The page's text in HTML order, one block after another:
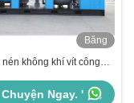
Băng
hình
nén không khí vít công
với hệ thống không khí
Ngay. '